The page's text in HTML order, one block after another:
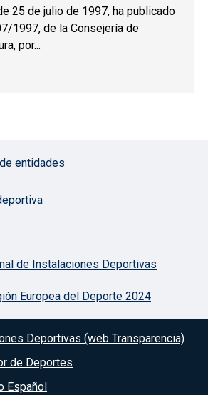
25 de julio de 1997, ha publicado
1997, de la Consejería de
por...
DISTINCIONES AL MÉRITO
con iconos
entidades
de Instalaciones Deportivas
Europea del Deporte 2024
Deportivas (web Transparencia)
de Deportes
Español